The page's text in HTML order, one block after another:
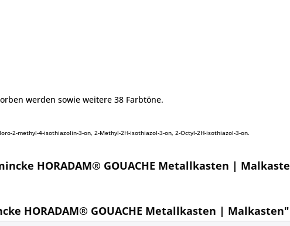
werden sowie weitere 38 Farbtöne.
2-methyl-4-isothiazolin-3-on, 2-Methyl-2H-isothiazol-3-on, 2-Octyl-2H-isothiazol-3-on.
HORADAM® GOUACHE Metallkasten |
HORADAM® GOUACHE Metallkasten | Malkasten"